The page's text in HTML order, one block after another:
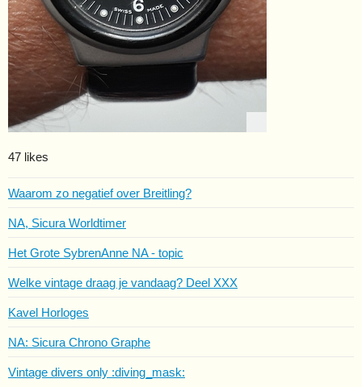
47 likes
Waarom zo negatief over Breitling?
NA, Sicura Worldtimer
Het Grote SybrenAnne NA - topic
Welke vintage draag je vandaag? Deel XXX
Kavel Horloges
NA: Sicura Chrono Graphe
Vintage divers only :diving_mask: